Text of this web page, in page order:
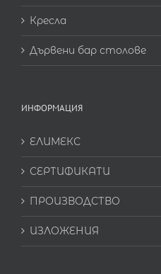
Кресла
Дървени бар столове
ИНФОРМАЦИЯ
ЕЛИМЕКС
СЕРТИФИКАТИ
ПРОИЗВОДСТВО
ИЗЛОЖЕНИЯ